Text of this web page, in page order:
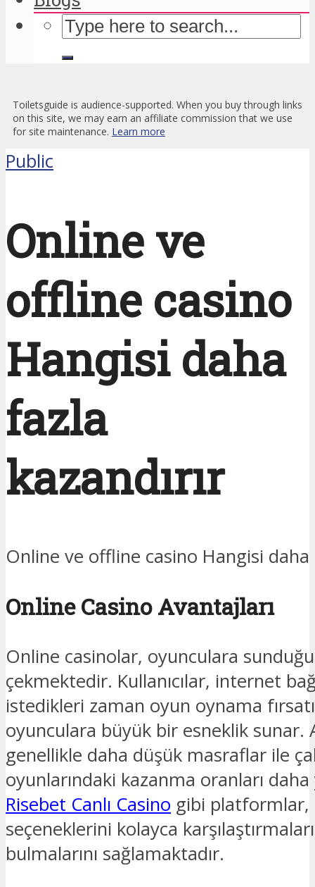
Toiletsguide is audience-supported. When you buy through links
on this site, we may earn an affiliate commission that we use
for site maintenance. Learn more
Public
Online ve
offline casino
Hangisi daha
fazla
kazandırır
Online ve offline casino Hangisi daha
Online Casino Avantajları
Online casinolar, oyunculara
çekmektedir. Kullanıcılar, internet
istedikleri zaman oyun oynama
oyunculara büyük bir esneklik sunar.
genellikle daha düşük masraflar ile
oyunlarındaki kazanma oranları
Risebet Canlı Casino gibi platformlar,
seçeneklerini kolayca
bulmalarını sağlamaktadır.